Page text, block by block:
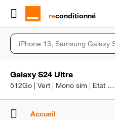
rɘconditionné
Galaxy S24 Ultra
512Go | Vert | Mono sim | Etat correct
Accueil